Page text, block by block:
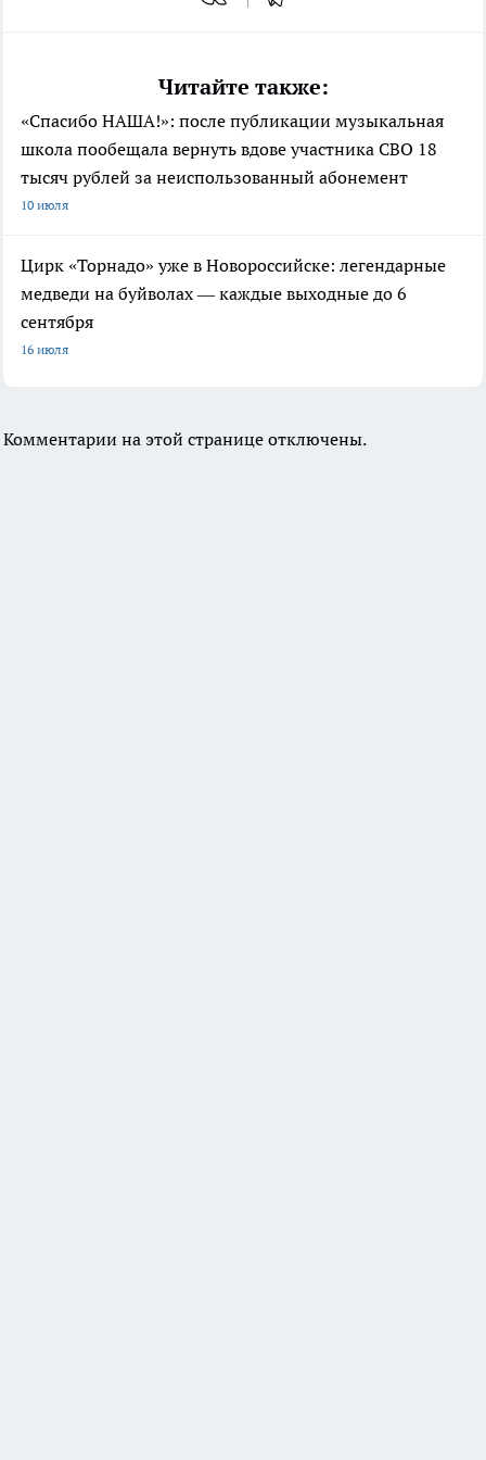
Читайте также:
«Спасибо НАША!»: после публикации музыкальная
школа пообещала вернуть вдове участника СВО 18
тысяч рублей за неиспользованный абонемент
10 июля
Цирк «Торнадо» уже в Новороссийске: легендарные
медведи на буйволах — каждые выходные до 6
сентября
16 июля
Комментарии на этой странице отключены.